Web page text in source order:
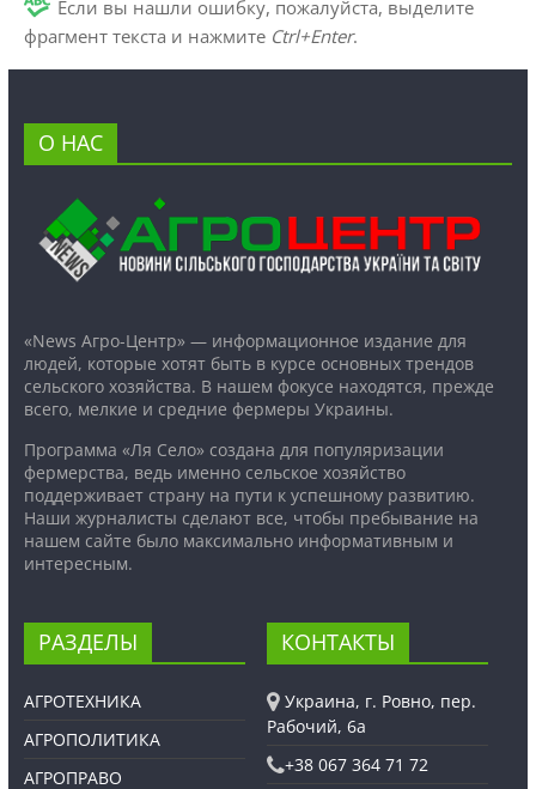
Если вы нашли ошибку, пожалуйста, выделите
фрагмент текста и нажмите Ctrl+Enter.
О НАС
«News Агро-Центр» — информационное издание для
людей, которые хотят быть в курсе основных трендов
сельского хозяйства. В нашем фокусе находятся, прежде
всего, мелкие и средние фермеры Украины.
Программа «Ля Село» создана для популяризации
фермерства, ведь именно сельское хозяйство
поддерживает страну на пути к успешному развитию.
Наши журналисты сделают все, чтобы пребывание на
нашем сайте было максимально информативным и
интересным.
РАЗДЕЛЫ
АГРОТЕХНИКА
АГРОПОЛИТИКА
АГРОПРАВО
КОНТАКТЫ
Украина, г. Ровно, пер.
Рабочий, 6а
+38 067 364 71 72